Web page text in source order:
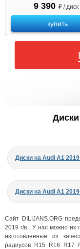
9 390 ₽ / диск
купить
Диски на Audi A1
Диски на Audi A1
Сайт DILIJANS.ORG
2019 г/в . У нас можно их
изготовленные из
радиусов R15 R16 R17